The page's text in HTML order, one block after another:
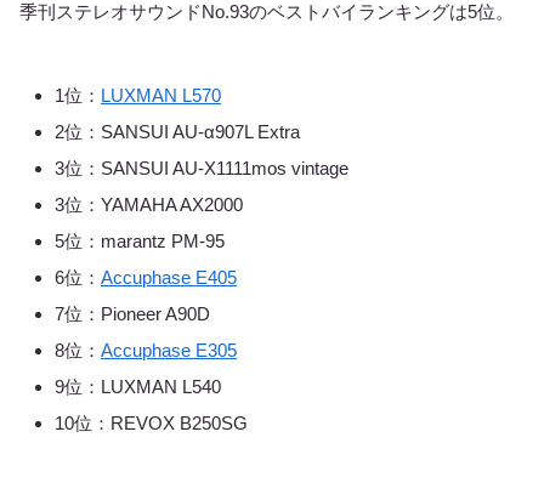
季刊ステレオサウンドNo.93のベストバイランキングは5位。
1位： LUXMAN L570
2位：SANSUI AU-α907L Extra
3位：SANSUI AU-X1111mos vintage
3位：YAMAHA AX2000
5位：marantz PM-95
6位： Accuphase E405
7位：Pioneer A90D
8位： Accuphase E305
9位：LUXMAN L540
10位：REVOX B250SG